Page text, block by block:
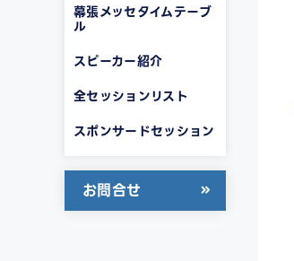
幕張メッセタイムテーブ
ル
スピーカー紹介
全セッションリスト
スポンサードセッション
お問合せ